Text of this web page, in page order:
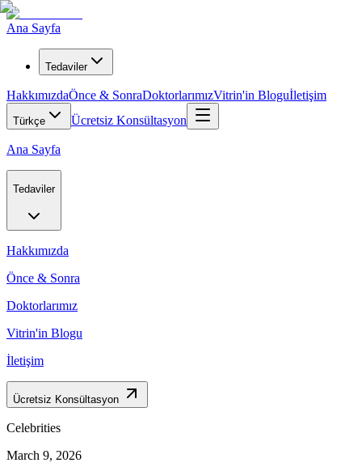
Ana Sayfa
Tedaviler
HakkımızdaÖnce & SonraDoktorlarımızVitrin'in Bloguİletişim
Türkçe Ücretsiz Konsültasyon
Ana Sayfa
Tedaviler
Hakkımızda
Önce & Sonra
Doktorlarımız
Vitrin'in Blogu
İletişim
Ücretsiz Konsültasyon
Celebrities
March 9, 2026